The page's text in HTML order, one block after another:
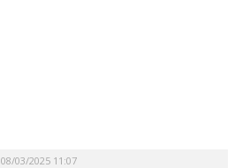
08/03/2025 11:07